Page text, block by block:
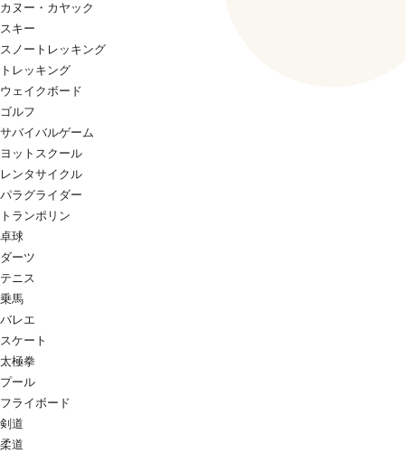
カヌー・カヤック
スキー
スノートレッキング
トレッキング
ウェイクボード
ゴルフ
サバイバルゲーム
ヨットスクール
レンタサイクル
パラグライダー
トランポリン
卓球
ダーツ
テニス
乗馬
バレエ
スケート
太極拳
プール
フライボード
剣道
柔道